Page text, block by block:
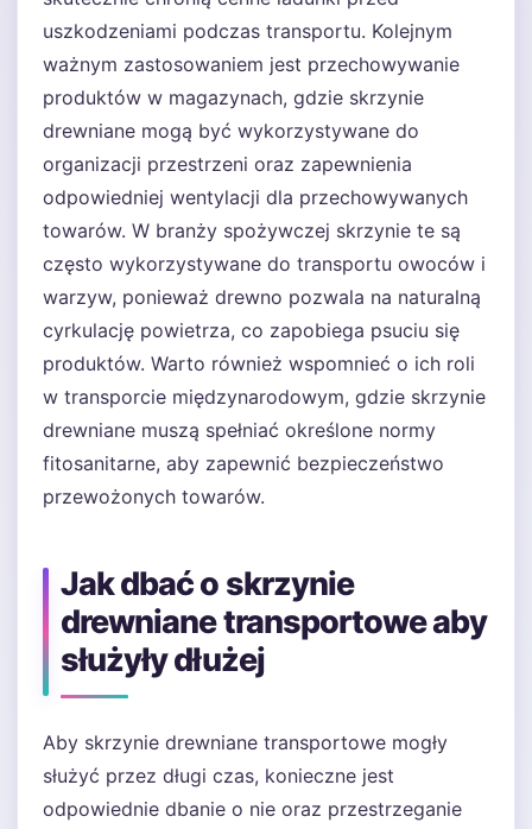
uszkodzeniami podczas transportu. Kolejnym
ważnym zastosowaniem jest przechowywanie
produktów w magazynach, gdzie skrzynie
drewniane mogą być wykorzystywane do
organizacji przestrzeni oraz zapewnienia
odpowiedniej wentylacji dla przechowywanych
towarów. W branży spożywczej skrzynie te są
często wykorzystywane do transportu owoców i
warzyw, ponieważ drewno pozwala na naturalną
cyrkulację powietrza, co zapobiega psuciu się
produktów. Warto również wspomnieć o ich roli
w transporcie międzynarodowym, gdzie skrzynie
drewniane muszą spełniać określone normy
fitosanitarne, aby zapewnić bezpieczeństwo
przewożonych towarów.
Jak dbać o skrzynie
drewniane transportowe aby
służyły dłużej
Aby skrzynie drewniane transportowe mogły
służyć przez długi czas, konieczne jest
odpowiednie dbanie o nie oraz przestrzeganie